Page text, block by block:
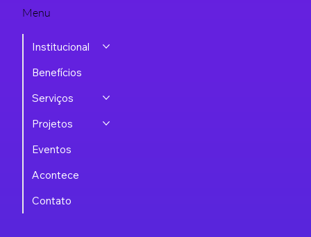
Menu
Institucional
Benefícios
Serviços
Projetos
Eventos
Acontece
Contato